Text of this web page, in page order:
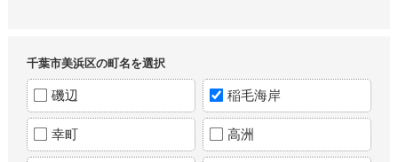
千葉市美浜区の町名を選択
磯辺 稲毛海岸
幸町 高洲